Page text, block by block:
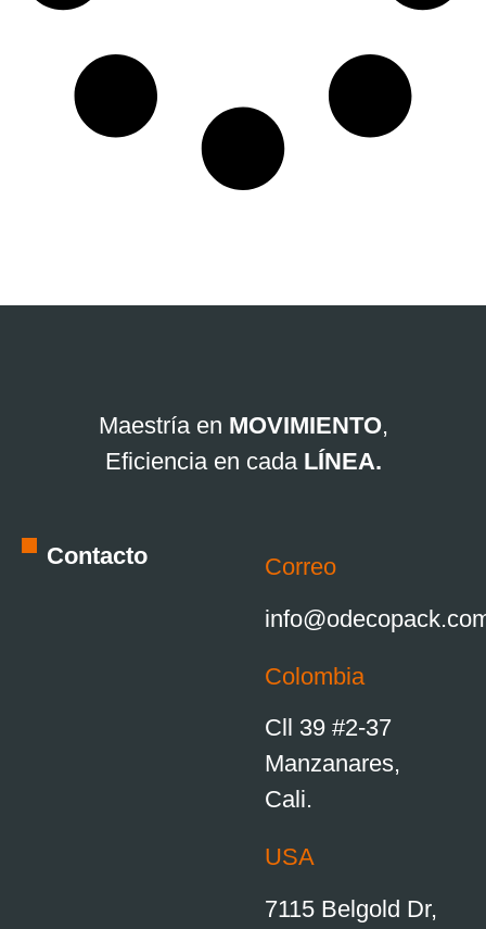
Maestría en MOVIMIENTO,
Eficiencia en cada LÍNEA.
Contacto
Correo
Colombia
Cll 39 #2-37
Manzanares,
Cali.
USA
7115 Belgold Dr,